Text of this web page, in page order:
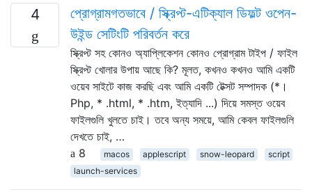
4
প্রোগ্রামগতভাবে / স্ক্রিপ্ট-এটিক্যাল ডিফল্ট ওপেন-
উইন্ড সেটিংটি পরিবর্তন করে
স্ক্রিপ্ট সহ কোনও অ্যাপ্লিকেশন কোনও প্রোগ্রাম টাইপ / ফাইল
স্ক্রিপ্ট খোলার উপায় আছে কি? মূলত, কখনও কখনও আমি একটি
ওয়েব সাইটে কাজ করছি এবং আমি একটি টেক্সট সম্পাদক (*।
Php, * .html, * .htm, ইত্যাদি ...) দিয়ে সমস্ত ওয়েব
ফাইলগুলি খুলতে চাই। তবে অন্য সময়ে, আমি কেবল ফাইলগুলি
দেখতে চাই, …
8
macos applescript snow-leopard
script
launch-services